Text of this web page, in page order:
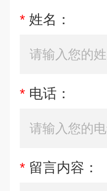
* 姓名：
* 电话：
* 留言内容：